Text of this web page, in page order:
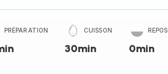
PRÉPARATION CUISSON
30min
REPOS
0min